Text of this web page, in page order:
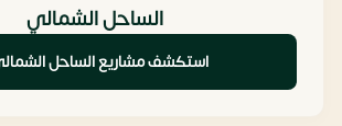
الساحل الشمالي
استكشف مشاريع الساحل